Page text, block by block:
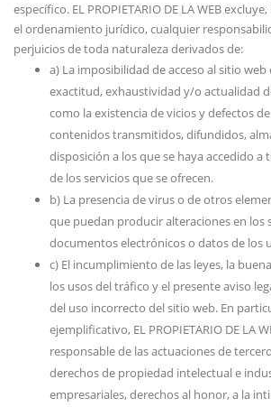
específico. EL PROPIETARIO DE LA WEB
el ordenamiento jurídico, cualquier
perjuicios de toda naturaleza derivados de:
a) La imposibilidad de acceso al sitio
exactitud, exhaustividad y/o actualidad
como la existencia de vicios y defectos
contenidos transmitidos, difundidos,
disposición a los que se haya accedido a
de los servicios que se ofrecen.
b) La presencia de virus o de otros
que puedan producir alteraciones en los
documentos electrónicos o datos de los
c) El incumplimiento de las leyes, la
los usos del tráfico y el presente aviso
del uso incorrecto del sitio web. En
ejemplificativo, EL PROPIETARIO DE LA
responsable de las actuaciones de
derechos de propiedad intelectual e
empresariales, derechos al honor, a la